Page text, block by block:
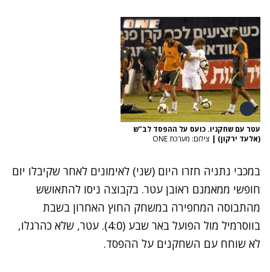
עטר עם שחקניו. כועס על ההפסד לב"ש
(אלעד ירקון) | צילום: מערכת ONE
במכבי נתניה חזרו היום (שני) לאימונים לאחר שקיבלו יום
חופשי ממאמנם ראובן עטר. בקבוצה ניסו להתאושש
מהתבוסה המחפירה במשחק החוץ האחרון בשבת
בווסרמיל מול הפועל באר שבע (4:0). עטר, שלא כהרגלו,
לא שוחח עם השחקנים על ההפסד.